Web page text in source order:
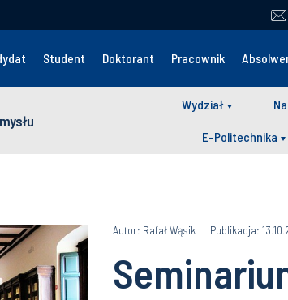
Student Doktorant Pracownik
Wydział
E-Politechnika
Autor: Rafał Wąsik Publikacja: